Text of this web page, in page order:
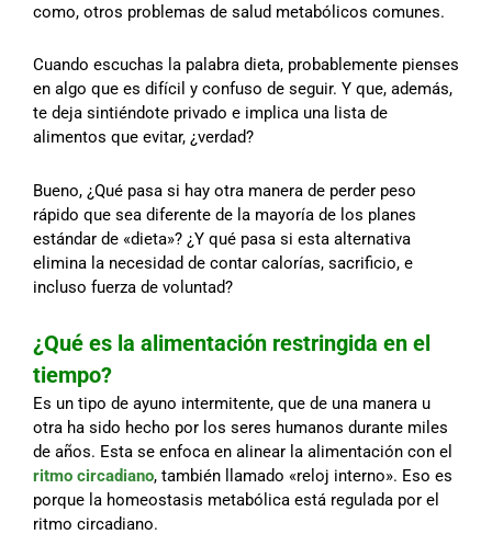
como, otros problemas de salud metabólicos comunes.
Cuando escuchas la palabra dieta, probablemente pienses
en algo que es difícil y confuso de seguir. Y que, además,
te deja sintiéndote privado e implica una lista de
alimentos que evitar, ¿verdad?
Bueno, ¿Qué pasa si hay otra manera de perder peso
rápido que sea diferente de la mayoría de los planes
estándar de «dieta»? ¿Y qué pasa si esta alternativa
elimina la necesidad de contar calorías, sacrificio, e
incluso fuerza de voluntad?
¿Qué es la alimentación restringida en el
tiempo?
Es un tipo de ayuno intermitente, que de una manera u
otra ha sido hecho por los seres humanos durante miles
de años. Esta se enfoca en alinear la alimentación con el
ritmo circadiano, también llamado «reloj interno». Eso es
porque la homeostasis metabólica está regulada por el
ritmo circadiano.